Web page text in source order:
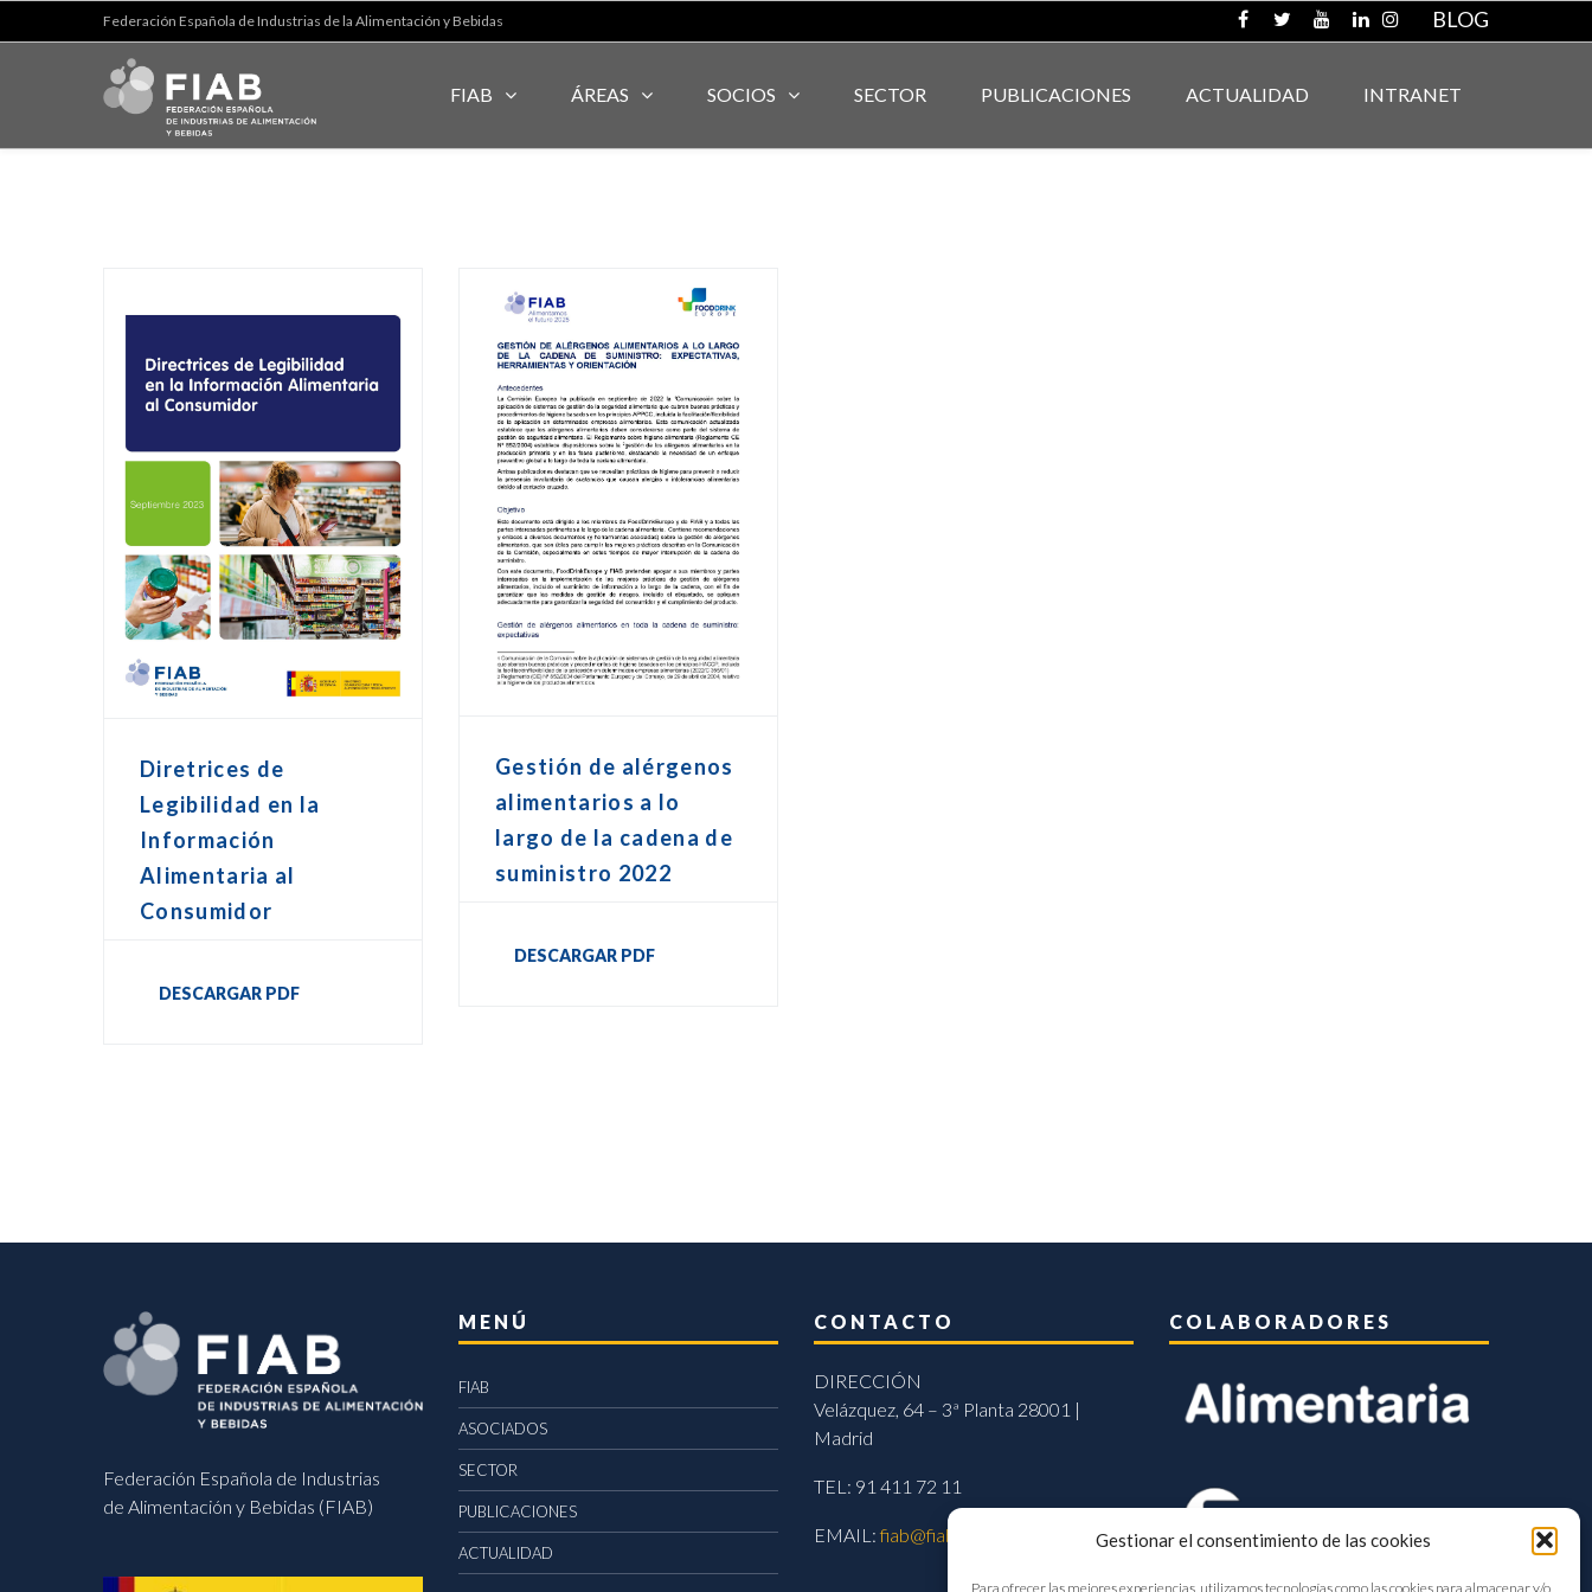
Gestionar el consentimiento de las cookies
Para ofrecer las mejores experiencias, utilizamos tecnologías como las cookies para almacenar y/o
Federación Española de Industrias de la Alimentación y Bebidas BLOG
FIAB ÁREAS SOCIOS SECTOR PUBLICACIONES ACTUALIDAD INTRANET
Diretrices de
Legibilidad en la
Información
Alimentaria al
Consumidor
DESCARGAR PDF
Gestión de alérgenos
alimentarios a lo
largo de la cadena de
suministro 2022
DESCARGAR PDF
Federación Española de Industrias
de Alimentación y Bebidas (FIAB)
MENÚ
FIAB
ASOCIADOS
SECTOR
PUBLICACIONES
ACTUALIDAD
CONTACTO
DIRECCIÓN
Velázquez, 64 – 3ª Planta 28001 |
Madrid
TEL: 91 411 72 11
EMAIL:fiab@fiab.es
COLABORADORES